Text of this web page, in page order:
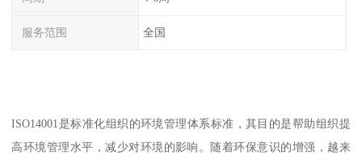
服务范围 全国
ISO14001是标准化组织的环境管理体系标准，其目的是帮助组织提
高环境管理水平，减少对环境的影响。随着环保意识的增强，越来